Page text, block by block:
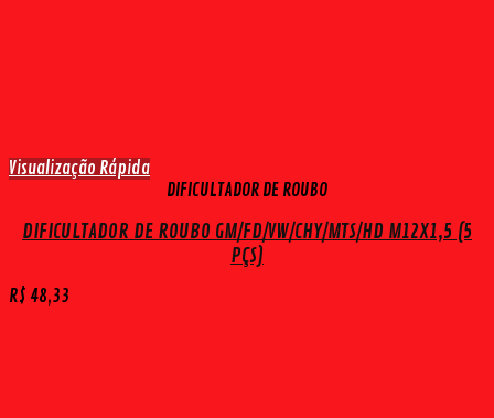
Visualização Rápida
DIFICULTADOR DE ROUBO
DIFICULTADOR DE ROUBO GM/FD/VW/CHY/MTS/HD M12X1,5 (5
PÇS)
R$ 48,33